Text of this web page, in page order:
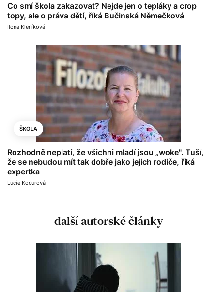
Co smí škola zakazovat? Nejde jen o tepláky a crop
topy, ale o práva dětí, říká Bučinská Němečková
Ilona Kleníková
ŠKOLA
Rozhodně neplatí, že všichni mladí jsou „woke". Tuší,
že se nebudou mít tak dobře jako jejich rodiče, říká
expertka
Lucie Kocurová
další autorské články